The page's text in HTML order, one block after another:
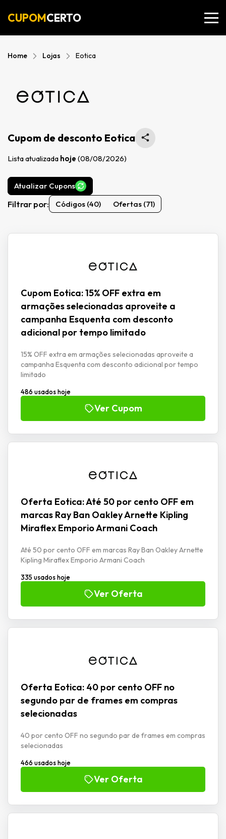
CUPOMCERTO
Home Lojas Eotica
Cupom de desconto Eotica
Lista atualizada hoje (08/08/2026)
Filtrar por: Códigos (40) Ofertas (71)
Atualizar Cupons
Cupom Eotica: 15% OFF extra em
armações selecionadas aproveite a
campanha Esquenta com desconto
adicional por tempo limitado
15% OFF extra em armações selecionadas aproveite a
campanha Esquenta com desconto adicional por tempo
limitado
486 usados hoje
Ver Cupom
Oferta Eotica: Até 50 por cento OFF em
marcas Ray Ban Oakley Arnette Kipling
Miraflex Emporio Armani Coach
Até 50 por cento OFF em marcas Ray Ban Oakley Arnette
Kipling Miraflex Emporio Armani Coach
335 usados hoje
Ver Oferta
Oferta Eotica: 40 por cento OFF no
segundo par de frames em compras
selecionadas
40 por cento OFF no segundo par de frames em compras
selecionadas
466 usados hoje
Ver Oferta